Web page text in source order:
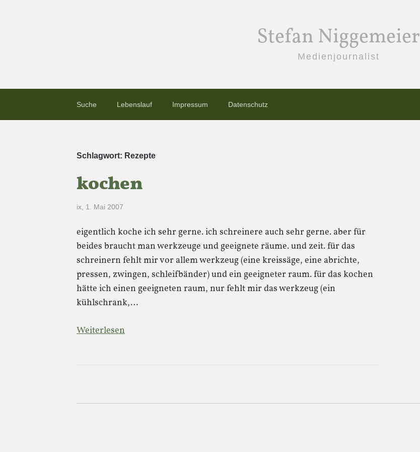
Stefan Niggemeier
Medienjournalist
Suche Lebenslauf Impressum Datenschutz
Schlagwort: Rezepte
kochen
ix 1. Mai 2007
eigentlich koche ich sehr gerne. ich schreinere auch sehr gerne. aber für
beides braucht man werkzeuge und geeignete räume. und zeit. für das
schreinern fehlt mir vor allem werkzeug (eine kreissäge, eine abrichte,
pressen, zwingen, schleifbänder) und ein geeigneter raum. für das kochen
hätte ich einen geeigneten raum, nur fehlt mir das werkzeug (ein
kühlschrank,…
Weiterlesen